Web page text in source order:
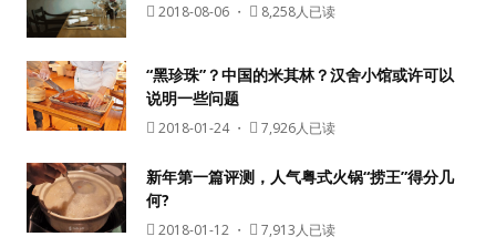
2018-08-06 ・ 8,258人已读
“黑珍珠”？中国的米其林？汉舍小馆或许可以
说明一些问题
2018-01-24・ 7,926人已读
新年第一篇评测，人气粤式火锅“捞王”得分几
何?
2018-01-12 ・ 7,913人已读